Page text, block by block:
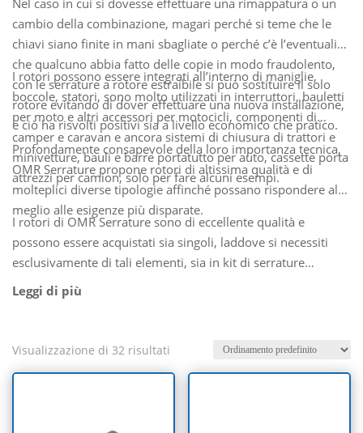
Nel caso in cui si dovesse effettuare una rimappatura o un
cambio della combinazione, magari perché si teme che le
chiavi siano finite in mani sbagliate o perché c’è l’eventualità
che qualcuno abbia fatto delle copie in modo fraudolento,
con le serrature a rotore estraibile si può sostituire il solo
rotore evitando di dover effettuare una nuova installazione,
e ciò ha risvolti positivi sia a livello economico che pratico.
I rotori possono essere integrati all’interno di maniglie,
boccole, statori, sono molto utilizzati in interruttori, bauletti
per moto e altri accessori per motocicli, componenti di
camper e caravan e ancora sistemi di chiusura di trattori e
minivetture, bauli e barre portatutto per auto, cassette porta
attrezzi per camion, solo per fare alcuni esempi.
Profondamente consapevole della loro importanza tecnica,
OMR Serrature propone rotori di altissima qualità e di
molteplici diverse tipologie affinché possano rispondere al
meglio alle esigenze più disparate.
I rotori di OMR Serrature sono di eccellente qualità e
possono essere acquistati sia singoli, laddove si necessiti
esclusivamente di tali elementi, sia in kit di serrature
completi.
Visualizzazione di 32 risultati